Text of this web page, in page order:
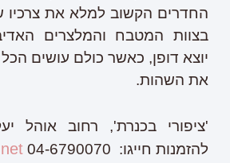
החדרים הקשוב למלא את צרכיו
בצוות המטבח והמלצרים
יוצא דופן, כאשר כולם עושים
את השהות.
להזמנות חייגו: 04-6790070